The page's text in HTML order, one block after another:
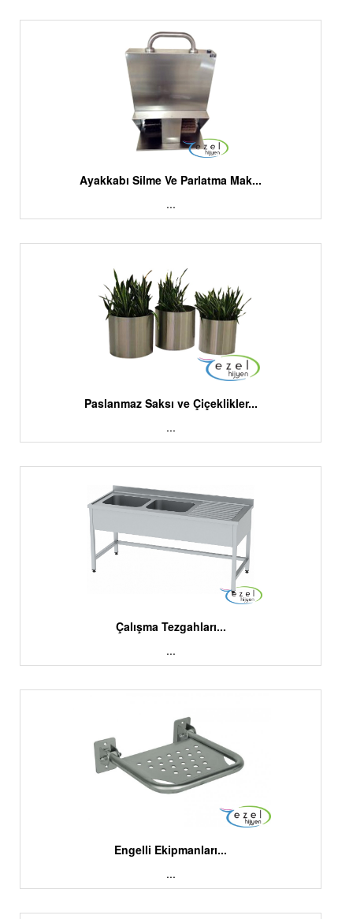
Ayakkabı Silme Ve Parlatma Mak...
...
Paslanmaz Saksı ve Çiçeklikler...
...
Çalışma Tezgahları...
...
Engelli Ekipmanları...
...